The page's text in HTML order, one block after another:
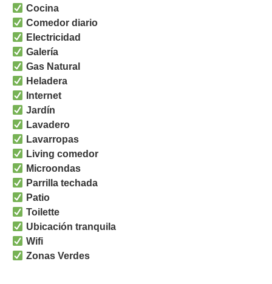
Cocina
Comedor diario
Electricidad
Galería
Gas Natural
Heladera
Internet
Jardín
Lavadero
Lavarropas
Living comedor
Microondas
Parrilla techada
Patio
Toilette
Ubicación tranquila
Wifi
Zonas Verdes